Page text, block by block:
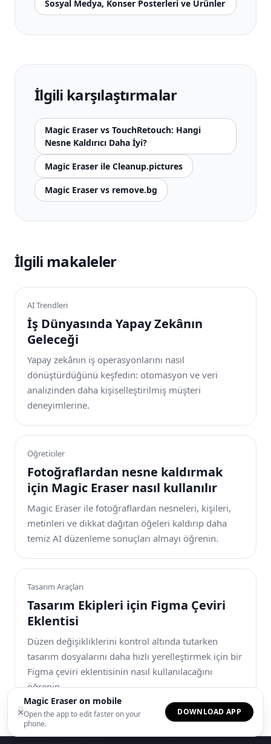
×
Magic Eraser on mobile
Open the app to edit faster on your
phone.
DOWNLOAD APP
Sosyal Medya, Konser Posterleri ve Ürünler
İlgili karşılaştırmalar
Magic Eraser vs TouchRetouch: Hangi
Nesne Kaldırıcı Daha İyi?
Magic Eraser ile Cleanup.pictures
Magic Eraser vs remove.bg
İlgili makaleler
AI Trendleri
İş Dünyasında Yapay Zekânın
Geleceği
Yapay zekânın iş operasyonlarını nasıl
dönüştürdüğünü keşfedin: otomasyon ve veri
analizinden daha kişiselleştirilmiş müşteri
deneyimlerine.
Öğreticiler
Fotoğraflardan nesne kaldırmak
için Magic Eraser nasıl kullanılır
Magic Eraser ile fotoğraflardan nesneleri, kişileri,
metinleri ve dikkat dağıtan öğeleri kaldırıp daha
temiz AI düzenleme sonuçları almayı öğrenin.
Tasarım Araçları
Tasarım Ekipleri için Figma Çeviri
Eklentisi
Düzen değişikliklerini kontrol altında tutarken
tasarım dosyalarını daha hızlı yerelleştirmek için bir
Figma çeviri eklentisinin nasıl kullanılacağını
öğrenin.